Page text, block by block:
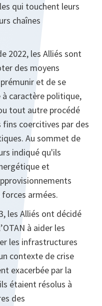
qui touchent leurs
chaînes
2022, les Alliés sont
des moyens
et de se
caractère politique,
tout autre procédé
coercitives par des
Au sommet de
indiqué qu'ils
et
armées.
les Alliés ont décidé
à aider les
les infrastructures
contexte de crise
exacerbée par la
étaient résolus à
des